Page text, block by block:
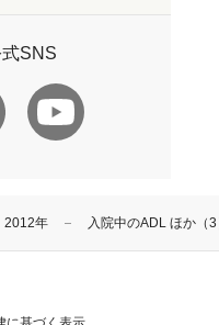
2012年 入院中のADL ほか（
SNS